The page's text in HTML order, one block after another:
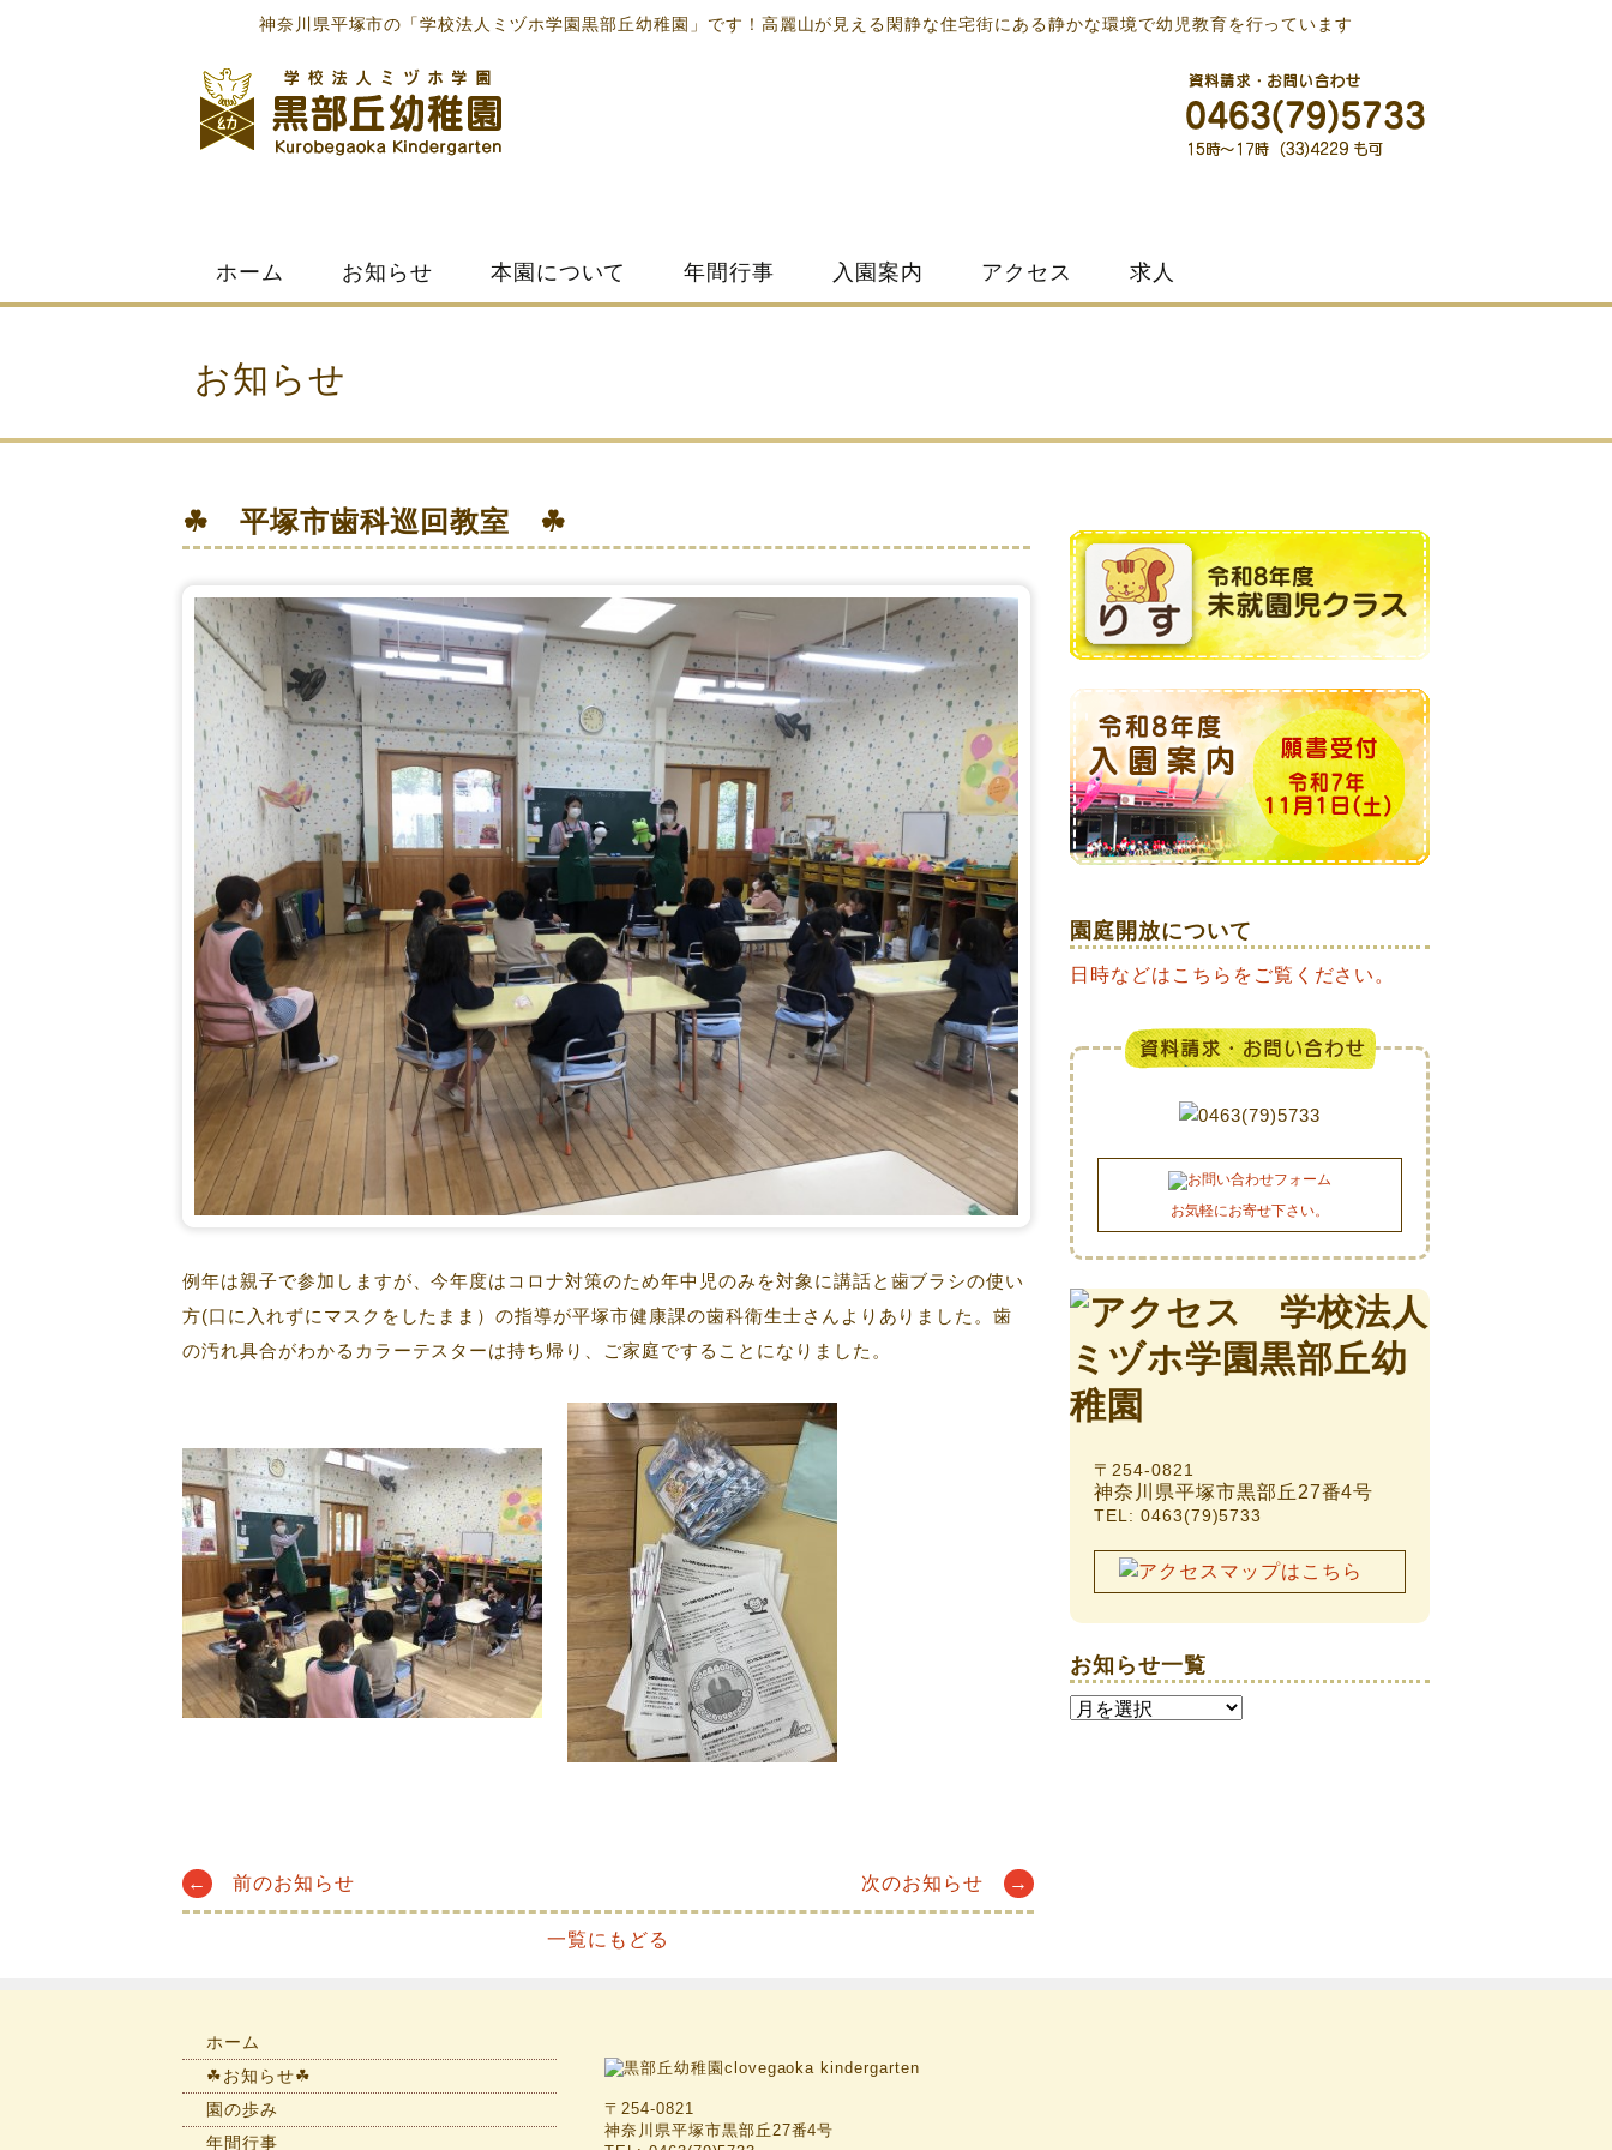
神奈川県平塚市の「学校法人ミヅホ学園黒部丘幼稚園」です！高麗山が見える閑静な住宅街にある静かな環境で幼児教育を行っています
content
ホーム お知らせ 本園について 年間行事 入園案内 アクセス 求人
お知らせ
☘ 平塚市歯科巡回教室 ☘
例年は親子で参加しますが、今年度はコロナ対策のため年中児のみを対象に講話と歯ブラシの使い
方(口に入れずにマスクをしたまま）の指導が平塚市健康課の歯科衛生士さんよりありました。歯
の汚れ具合がわかるカラーテスターは持ち帰り、ご家庭ですることになりました。
navigation
← 前のお知らせ 次のお知らせ →
一覧にもどる
園庭開放について
日時などはこちらをご覧ください。
お気軽にお寄せ下さい。
〒254-0821
神奈川県平塚市黒部丘27番4号
TEL: 0463(79)5733
お知らせ一覧
お
ホーム
☘お知らせ☘
園の歩み
年間行事
〒254-0821
神奈川県平塚市黒部丘27番4号